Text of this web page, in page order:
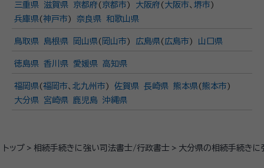
トップ 相続手続きに強い司法書士/行政書士 大分県の相続手続き
三重県 滋賀県 京都府( 京都市) 大阪府( 大阪市、 堺市)
兵庫県(神戸市) 奈良県 和歌山県
鳥取県 島根県 岡山県( 岡山市) 広島県( 広島市) 山口県
徳島県 香川県 愛媛県 高知県
福岡県(福岡市、 北九州市) 佐賀県 長崎県 熊本県(熊本市)
大分県
宮崎県 鹿児島 沖縄県